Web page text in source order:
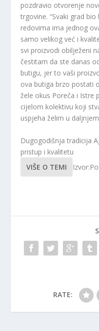
pozdravio otvorenje
trgovine. “Svaki grad
redovima ima jednog
samo velikog već i
svi proizvodi obilježeni
čestitam da ste danas
butigu, jer to vaši
ova butiga brzo postati
žele okus Poreča i Istre
cijelom kolektivu koji
uspjeha želim u
Dugogodišnja tradicija
pristup i kvalitetu
VIŠE O TEMI
RATE: